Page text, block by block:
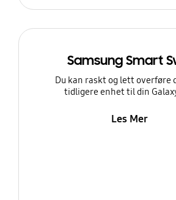
Samsung Smart
Du kan raskt og lett overføre
tidligere enhet til din
Les Mer